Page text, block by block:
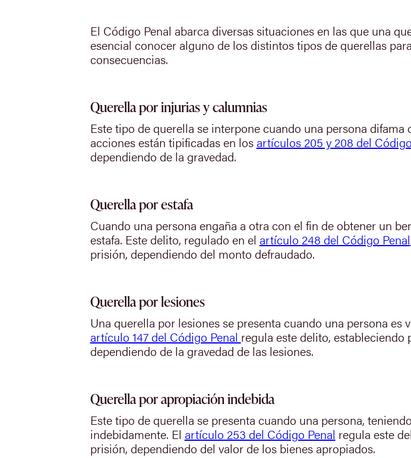
El Código Penal abarca diversas situaciones en las que una
esencial conocer alguno de los distintos tipos de querellas
consecuencias.
Querella por injurias y calumnias
Este tipo de querella se interpone cuando una persona
acciones están tipificadas en los artículos 205 y 208 del
dependiendo de la gravedad.
Querella por estafa
Cuando una persona engaña a otra con el fin de obtener un
estafa. Este delito, regulado en el artículo 248 del Código Penal
prisión, dependiendo del monto defraudado.
Querella por lesiones
Una querella por lesiones se presenta cuando una persona
artículo 147 del Código Penal regula este delito, estableciendo
dependiendo de la gravedad de las lesiones.
Querella por apropiación indebida
Este tipo de querella se presenta cuando una persona,
indebidamente. El artículo 253 del Código Penal regula este
prisión, dependiendo del valor de los bienes apropiados.